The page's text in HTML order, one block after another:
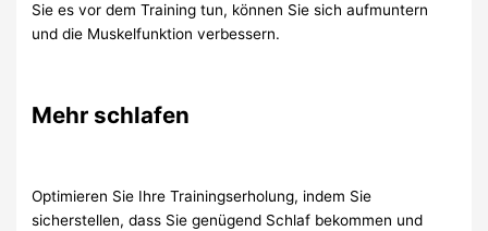
Sie es vor dem Training tun, können Sie sich aufmuntern
und die Muskelfunktion verbessern.
Mehr schlafen
Optimieren Sie Ihre Trainingserholung, indem Sie
sicherstellen, dass Sie genügend Schlaf bekommen und